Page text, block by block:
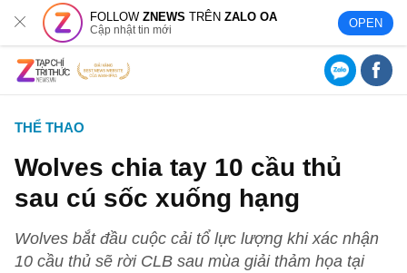
FOLLOWZNEWS TRÊNZALO OA
Cập nhật tin mới OPEN
THỂ THAO
Wolves chia tay 10 cầu thủ
sau cú sốc xuống hạng
Wolves bắt đầu cuộc cải tổ lực lượng khi xác nhận
10 cầu thủ sẽ rời CLB sau mùa giải thảm họa tại